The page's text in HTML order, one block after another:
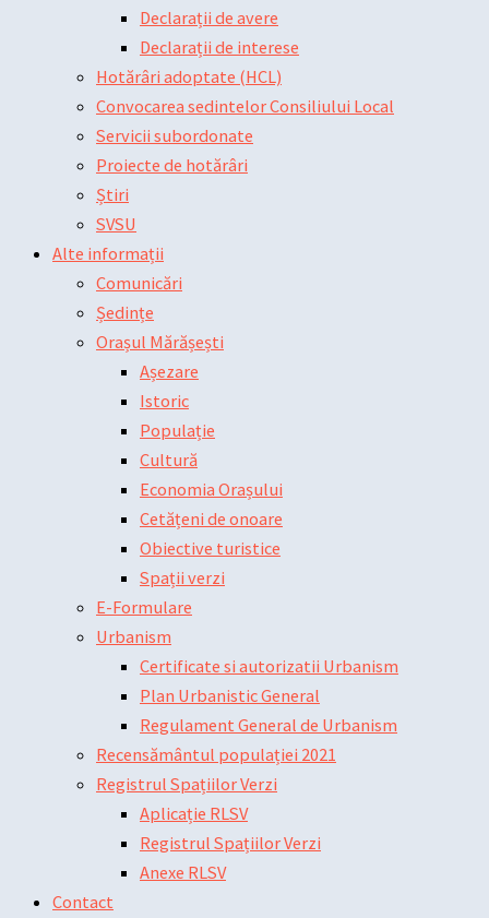
Declarații de avere
Declarații de interese
Hotărâri adoptate (HCL)
Convocarea sedintelor Consiliului Local
Servicii subordonate
Proiecte de hotărâri
Știri
SVSU
Alte informații
Comunicări
Ședințe
Orașul Mărășești
Așezare
Istoric
Populație
Cultură
Economia Orașului
Cetățeni de onoare
Obiective turistice
Spații verzi
E-Formulare
Urbanism
Certificate si autorizatii Urbanism
Plan Urbanistic General
Regulament General de Urbanism
Recensământul populației 2021
Registrul Spațiilor Verzi
Aplicație RLSV
Registrul Spațiilor Verzi
Anexe RLSV
Contact